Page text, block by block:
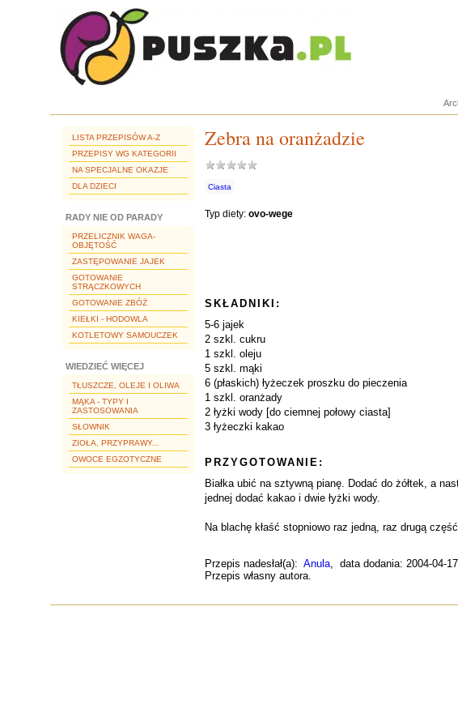
LISTA PRZEPISÓW A-Z
PRZEPISY WG KATEGORII
NA SPECJALNE OKAZJE
DLA DZIECI
RADY NIE OD PARADY
PRZELICZNIK WAGA-
OBJĘTOŚĆ
ZASTĘPOWANIE JAJEK
GOTOWANIE
STRĄCZKOWYCH
GOTOWANIE ZBÓŻ
KIEŁKI - HODOWLA
KOTLETOWY SAMOUCZEK
WIEDZIEĆ WIĘCEJ
TŁUSZCZE, OLEJE I OLIWA
MĄKA - TYPY I
ZASTOSOWANIA
SŁOWNIK
ZIOŁA, PRZYPRAWY...
OWOCE EGZOTYCZNE
Zebra na oranżadzie
Ciasta
Typ diety: ovo-wege
SKŁADNIKI:
5-6 jajek
2 szkl. cukru
1 szkl. oleju
5 szkl. mąki
6 (płaskich) łyżeczek proszku do pieczenia
1 szkl. oranżady
2 łyżki wody [do ciemnej połowy ciasta]
3 łyżeczki kakao
PRZYGOTOWANIE:
Białka ubić na sztywną pianę. Dodać do żółtek, a
jednej dodać kakao i dwie łyżki wody.
Na blachę kłaść stopniowo raz jedną, raz drugą
Przepis nadesłał(a): Anula, data dodania: 2004-04-17
Przepis własny autora.